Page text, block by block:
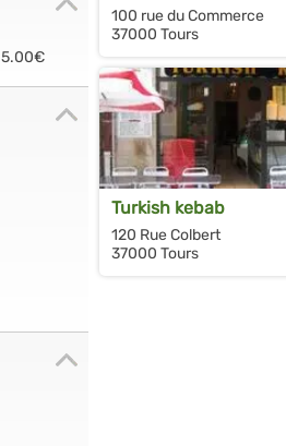
5.00€
100 rue du Commerce
37000 Tours
Turkish kebab
120 Rue Colbert
37000 Tours